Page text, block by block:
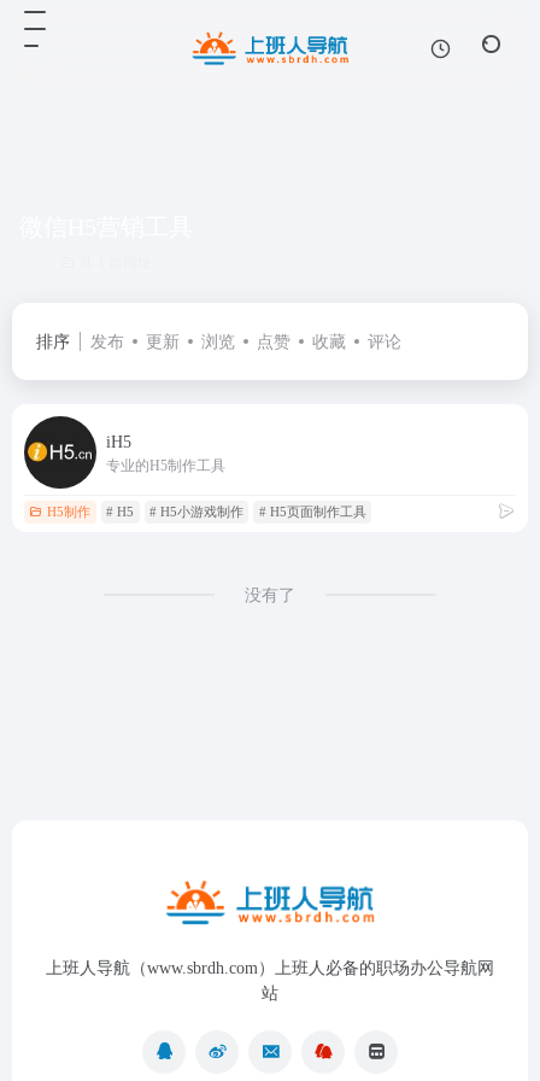
排序 发布 更新 浏览 点赞 收藏 评论
iH5
专业的H5制作工具
H5制作 # H5 # H5小游戏制作 # H5页面制作工具
没有了
上班人导航（www.sbrdh.com）上班人必备的职场办公导航网
站